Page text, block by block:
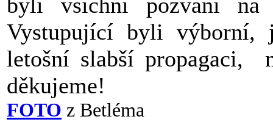
Vystupující byli výborní,
letošní slabší propagaci,
děkujeme!
FOTO z Betléma